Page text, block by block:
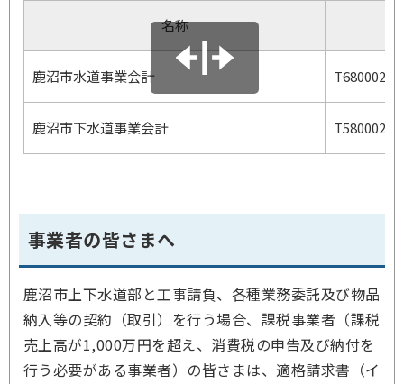
名称
鹿沼市水道事業会計
鹿沼市下水道事業会計
事業者の皆さまへ
鹿沼市上下水道部と工事請負、各種業務委託及び物品
納入等の契約（取引）を行う場合、課税事業者（課税
売上高が1,000万円を超え、消費税の申告及び納付を
行う必要がある事業者）の皆さまは、適格請求書（イ